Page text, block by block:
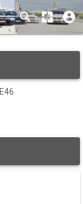
search pages account_circle
E46